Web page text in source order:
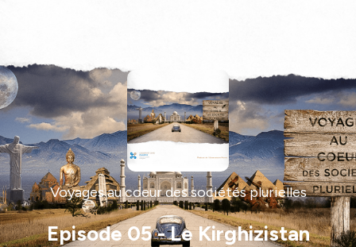
Voyages au coeur des sociétés plurielles
Episode 05 - Le Kirghizistan